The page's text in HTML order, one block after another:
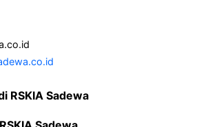
RSKIA Sadewa